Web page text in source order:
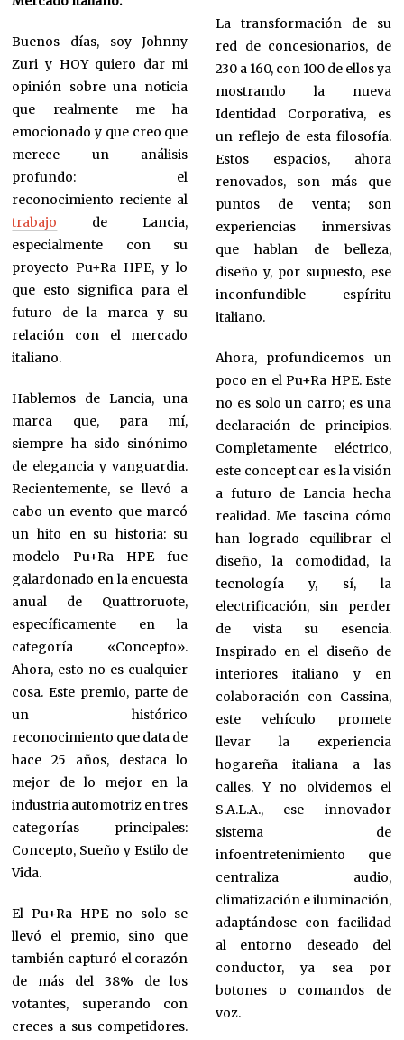
Buenos días, soy Johnny
Zuri y HOY quiero dar mi
opinión sobre una noticia
que realmente me ha
emocionado y que creo que
merece un análisis
profundo: el
reconocimiento reciente al
trabajo de Lancia,
especialmente con su
proyecto Pu+Ra HPE, y lo
que esto significa para el
futuro de la marca y su
relación con el mercado
italiano.
Hablemos de Lancia, una
marca que, para mí,
siempre ha sido sinónimo
de elegancia y vanguardia.
Recientemente, se llevó a
cabo un evento que marcó
un hito en su historia: su
modelo Pu+Ra HPE fue
galardonado en la encuesta
anual de Quattroruote,
específicamente en la
categoría «Concepto».
Ahora, esto no es cualquier
cosa. Este premio, parte de
un histórico
reconocimiento que data de
hace 25 años, destaca lo
mejor de lo mejor en la
industria automotriz en tres
categorías principales:
Concepto, Sueño y Estilo de
Vida.
El Pu+Ra HPE no solo se
llevó el premio, sino que
también capturó el corazón
de más del 38% de los
votantes, superando con
creces a sus competidores.
La transformación de su
red de concesionarios, de
230 a 160, con 100 de ellos ya
mostrando la nueva
Identidad Corporativa, es
un reflejo de esta filosofía.
Estos espacios, ahora
renovados, son más que
puntos de venta; son
experiencias inmersivas
que hablan de belleza,
diseño y, por supuesto, ese
inconfundible espíritu
italiano.
Ahora, profundicemos un
poco en el Pu+Ra HPE. Este
no es solo un carro; es una
declaración de principios.
Completamente eléctrico,
este concept car es la visión
a futuro de Lancia hecha
realidad. Me fascina cómo
han logrado equilibrar el
diseño, la comodidad, la
tecnología y, sí, la
electrificación, sin perder
de vista su esencia.
Inspirado en el diseño de
interiores italiano y en
colaboración con Cassina,
este vehículo promete
llevar la experiencia
hogareña italiana a las
calles. Y no olvidemos el
S.A.L.A., ese innovador
sistema de
infoentretenimiento que
centraliza audio,
climatización e iluminación,
adaptándose con facilidad
al entorno deseado del
conductor, ya sea por
botones o comandos de
voz.